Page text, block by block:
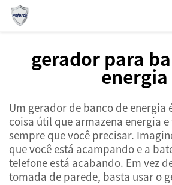
Sobre Nós
Produtos
Serviços
gerador para
energia
Um gerador de banco de energia
coisa útil que armazena energia
sempre que você precisar.
que você está acampando e a
telefone está acabando. Em vez
tomada de parede, basta usar o